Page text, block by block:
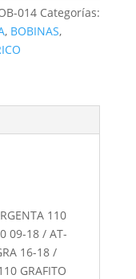
014 Categorías:
, BOBINAS,
110
09-18 / AT-
16-18 /
GRAFITO